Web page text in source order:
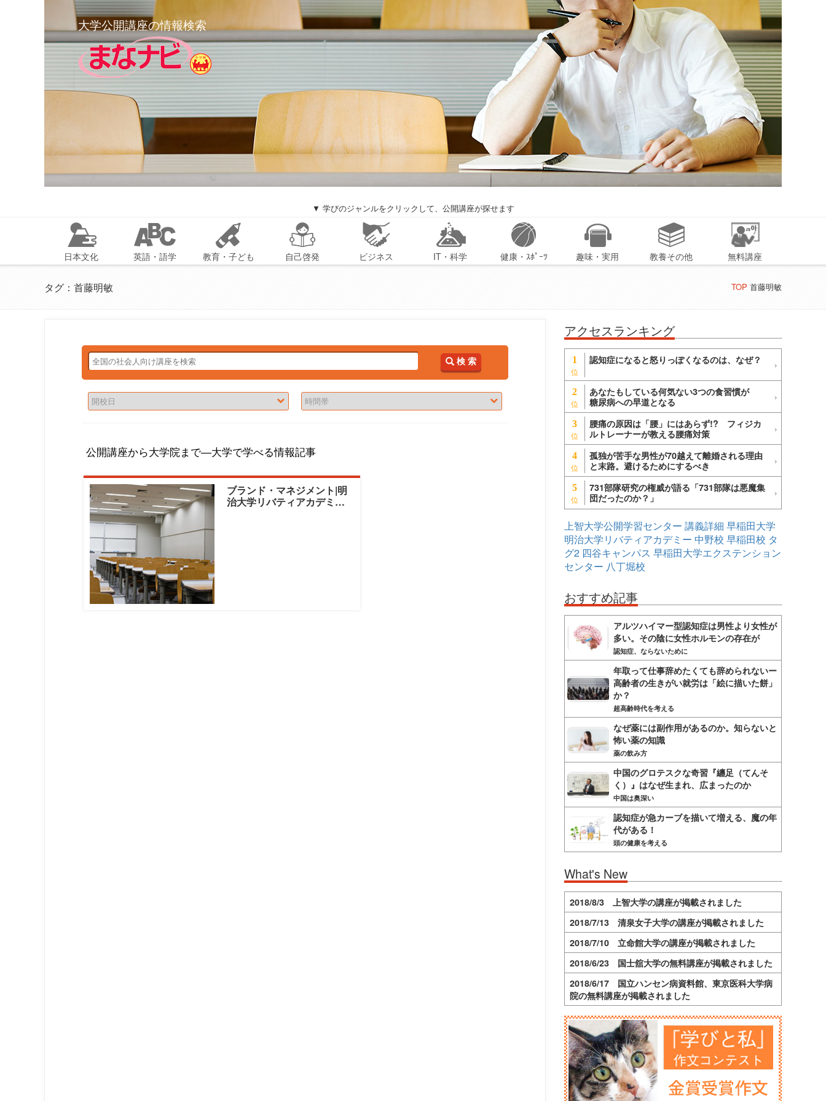
大学公開講座の情報検索
▼ 学びのジャンルをクリックして、公開講座が探せます
日本文化 英語・語学 教育・子ども 自己啓発 ビジネス IT・科学 健康・ｽﾎﾟｰﾂ 趣味・実用 教養その他 無料講座
タグ：首藤明敏 TOP 首藤明敏
検 索
公開講座から大学院まで―大学で学べる情報記事
ブランド・マネジメント|明
治大学リバティアカデミー|
アクセスランキング
1 認知症になると怒りっぽくなるのは、なぜ？
2
あなたもしている何気ない3つの食習慣が
糖尿病への早道となる
3
腰痛の原因は「腰」にはあらず!? フィジカ
ルトレーナーが教える腰痛対策
4
孤独が苦手な男性が70越えて離婚される理由
と末路。避けるためにするべき
5
731部隊研究の権威が語る「731部隊は悪魔集
団だったのか？」
上智大学公開学習センター 講義詳細 早稲田大学
明治大学リバティアカデミー 中野校 早稲田校 タ
グ2 四谷キャンパス 早稲田大学エクステンション
センター 八丁堀校
おすすめ記事
アルツハイマー型認知症は男性より女性が
多い。その陰に女性ホルモンの存在が
認知症、ならないために
年取って仕事辞めたくても辞められないー
高齢者の生きがい就労は「絵に描いた餅」
か？
超高齢時代を考える
なぜ薬には副作用があるのか。知らないと
怖い薬の知識
薬の飲み方
中国のグロテスクな奇習『纏足（てんそ
く）』はなぜ生まれ、広まったのか
中国は奥深い
認知症が急カーブを描いて増える、魔の年
代がある！
頭の健康を考える
What's New
2018/8/3 上智大学の講座が掲載されました
2018/7/13 清泉女子大学の講座が掲載されました
2018/7/10 立命館大学の講座が掲載されました
2018/6/23 国士舘大学の無料講座が掲載されました
2018/6/17 国立ハンセン病資料館、東京医科大学病
院の無料講座が掲載されました